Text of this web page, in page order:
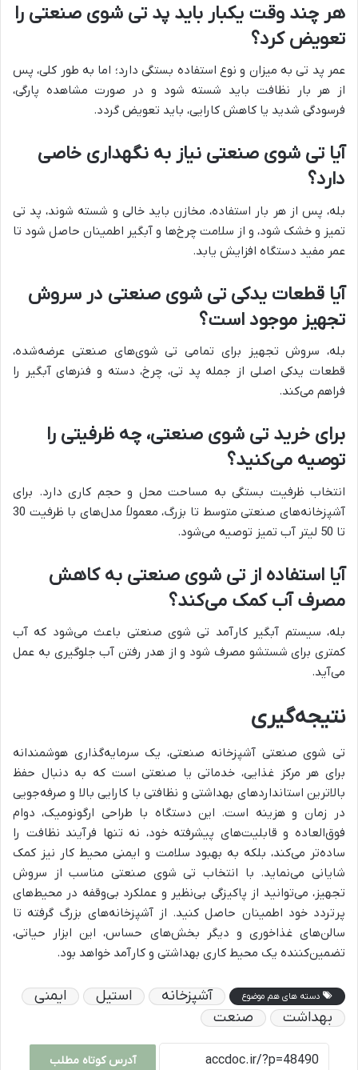
هر چند وقت یکبار باید پد تی شوی صنعتی را
تعویض کرد؟
عمر پد تی به میزان و نوع استفاده بستگی دارد؛ اما به طور کلی، پس
از هر بار نظافت باید شسته شود و در صورت مشاهده پارگی،
فرسودگی شدید یا کاهش کارایی، باید تعویض گردد.
آیا تی شوی صنعتی نیاز به نگهداری خاصی
دارد؟
بله، پس از هر بار استفاده، مخازن باید خالی و شسته شوند، پد تی
تمیز و خشک شود، و از سلامت چرخ‌ها و آبگیر اطمینان حاصل شود تا
عمر مفید دستگاه افزایش یابد.
آیا قطعات یدکی تی شوی صنعتی در سروش
تجهیز موجود است؟
بله، سروش تجهیز برای تمامی تی شوی‌های صنعتی عرضه‌شده،
قطعات یدکی اصلی از جمله پد تی، چرخ، دسته و فنرهای آبگیر را
فراهم می‌کند.
برای خرید تی شوی صنعتی، چه ظرفیتی را
توصیه می‌کنید؟
انتخاب ظرفیت بستگی به مساحت محل و حجم کاری دارد. برای
آشپزخانه‌های صنعتی متوسط تا بزرگ، معمولاً مدل‌های با ظرفیت 30
تا 50 لیتر آب تمیز توصیه می‌شود.
آیا استفاده از تی شوی صنعتی به کاهش
مصرف آب کمک می‌کند؟
بله، سیستم آبگیر کارآمد تی شوی صنعتی باعث می‌شود که آب
کمتری برای شستشو مصرف شود و از هدر رفتن آب جلوگیری به عمل
می‌آید.
نتیجه‌گیری
تی شوی صنعتی آشپزخانه صنعتی، یک سرمایه‌گذاری هوشمندانه
برای هر مرکز غذایی، خدماتی یا صنعتی است که به دنبال حفظ
بالاترین استانداردهای بهداشتی و نظافتی با کارایی بالا و صرفه‌جویی
در زمان و هزینه است. این دستگاه با طراحی ارگونومیک، دوام
فوق‌العاده و قابلیت‌های پیشرفته خود، نه تنها فرآیند نظافت را
ساده‌تر می‌کند، بلکه به بهبود سلامت و ایمنی محیط کار نیز کمک
شایانی می‌نماید. با انتخاب تی شوی صنعتی مناسب از سروش
تجهیز، می‌توانید از پاکیزگی بی‌نظیر و عملکرد بی‌وقفه در محیط‌های
پرتردد خود اطمینان حاصل کنید. از آشپزخانه‌های بزرگ گرفته تا
سالن‌های غذاخوری و دیگر بخش‌های حساس، این ابزار حیاتی،
تضمین‌کننده یک محیط کاری بهداشتی و کارآمد خواهد بود.
دسته های هم موضوع آشپزخانه استیل
ایمنی
بهداشت
صنعت
آدرس کوتاه مطلب